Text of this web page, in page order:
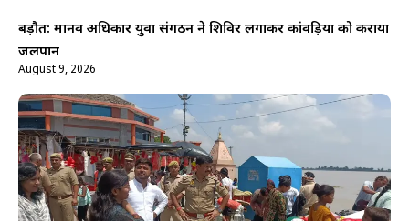
बड़ौत: मानव अधिकार युवा संगठन ने शिविर लगाकर कांवड़ियों को कराया
जलपान
August 9, 2026